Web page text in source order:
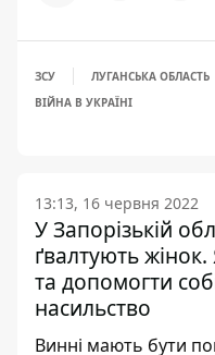
ЗСУ ЛУГАНСЬКА ОБЛАСТЬ
ВІЙНА В УКРАЇНІ
13:13, 16 червня 2022
У Запорізькій
ґвалтують
та допомогти
насильство
Винні мають бути